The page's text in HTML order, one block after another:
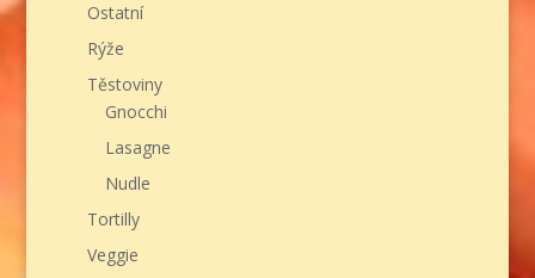
Ostatní
Rýže
Těstoviny
Gnocchi
Lasagne
Nudle
Tortilly
Veggie